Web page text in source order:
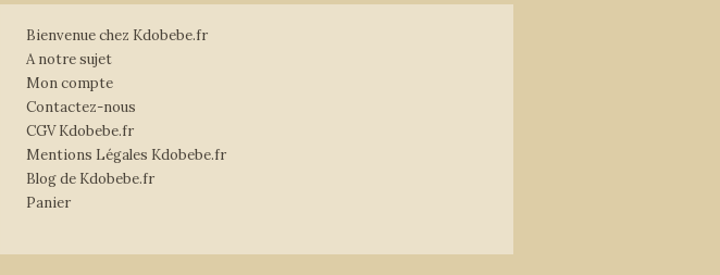
Bienvenue chez Kdobebe.fr
A notre sujet
Mon compte
Contactez-nous
CGV Kdobebe.fr
Mentions Légales Kdobebe.fr
Blog de Kdobebe.fr
Panier